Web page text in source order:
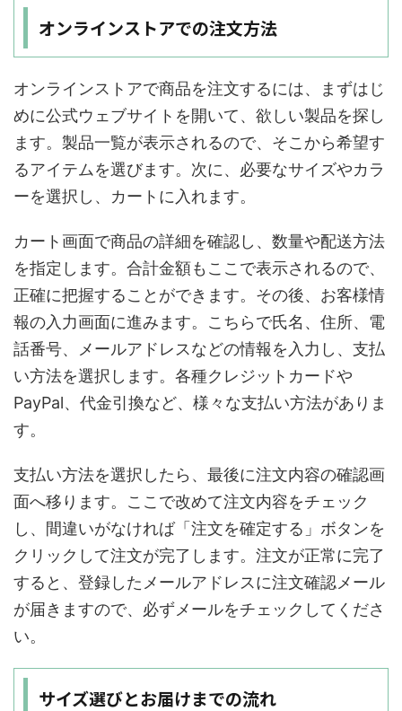
オンラインストアでの注文方法
オンラインストアで商品を注文するには、まずはじ
めに公式ウェブサイトを開いて、欲しい製品を探し
ます。製品一覧が表示されるので、そこから希望す
るアイテムを選びます。次に、必要なサイズやカラ
ーを選択し、カートに入れます。
カート画面で商品の詳細を確認し、数量や配送方法
を指定します。合計金額もここで表示されるので、
正確に把握することができます。その後、お客様情
報の入力画面に進みます。こちらで氏名、住所、電
話番号、メールアドレスなどの情報を入力し、支払
い方法を選択します。各種クレジットカードや
PayPal、代金引換など、様々な支払い方法がありま
す。
支払い方法を選択したら、最後に注文内容の確認画
面へ移ります。ここで改めて注文内容をチェック
し、間違いがなければ「注文を確定する」ボタンを
クリックして注文が完了します。注文が正常に完了
すると、登録したメールアドレスに注文確認メール
が届きますので、必ずメールをチェックしてくださ
い。
サイズ選びとお届けまでの流れ